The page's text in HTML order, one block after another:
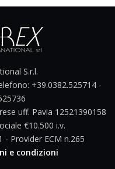
S.r.l.
+39.0382.525714 -
uff. Pavia 12521390158
€10.500 i.v.
- Provider ECM n.265
e condizioni